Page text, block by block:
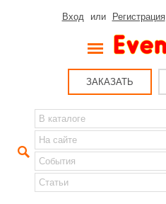
Вход или Регистрация
ЗАКАЗАТЬ